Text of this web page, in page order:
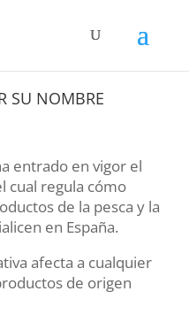
SU NOMBRE
entrado en vigor el
cual regula cómo
de la pesca y la
en España.
afecta a cualquier
de origen